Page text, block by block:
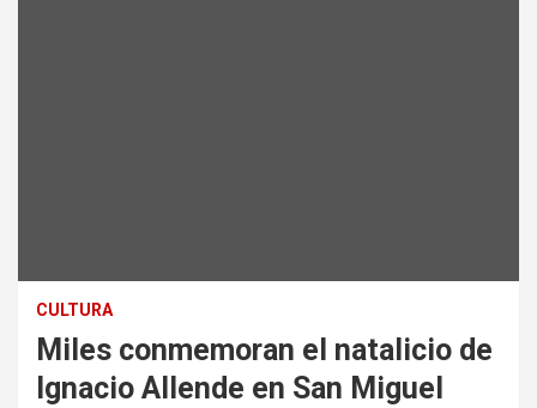
CULTURA
Miles conmemoran el natalicio de
Ignacio Allende en San Miguel